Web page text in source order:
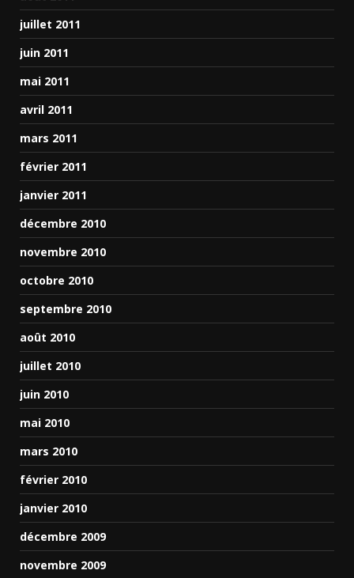
juillet 2011
juin 2011
mai 2011
avril 2011
mars 2011
février 2011
janvier 2011
décembre 2010
novembre 2010
octobre 2010
septembre 2010
août 2010
juillet 2010
juin 2010
mai 2010
mars 2010
février 2010
janvier 2010
décembre 2009
novembre 2009